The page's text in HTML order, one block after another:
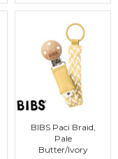
BIBS Paci Braid,
Pale
Butter/Ivory